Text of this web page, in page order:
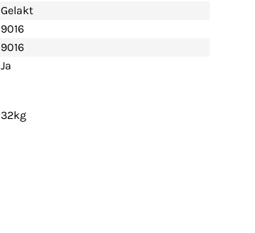
Gelakt
9016
9016
Ja
32kg